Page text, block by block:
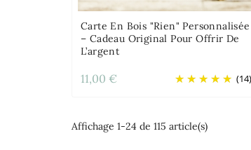
Carte En Bois "Rien" Personnalisée
– Cadeau Original Pour Offrir De
L’argent
(14)
11,00 €
Affichage 1-24 de 115 article(s)